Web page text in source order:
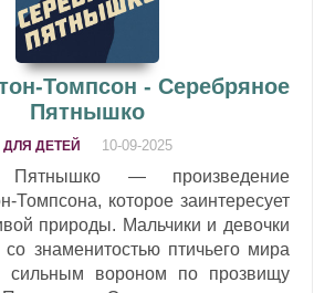
Томпсон - Серебряное
Пятнышко
ДЛЯ ДЕТЕЙ 10-09-2025
Пятнышко — произведение
Томпсона, которое заинтересует
природы. Мальчики и девочки
со знаменитостью птичьего мира
вороном по прозвищу